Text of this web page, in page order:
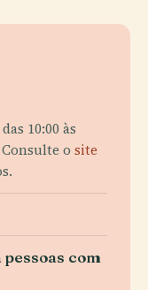
10:00 às
Consulte o site
com